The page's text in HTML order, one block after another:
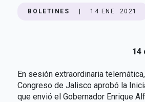
BOLETINES 14 ENE. 2021
14
En sesión extraordinaria
Congreso de Jalisco aprobó la
que envió el Gobernador Enrique